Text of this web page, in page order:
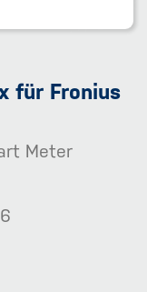
für Fronius
Meter